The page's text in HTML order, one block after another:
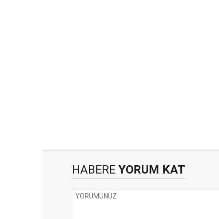
HABERE YORUM KAT